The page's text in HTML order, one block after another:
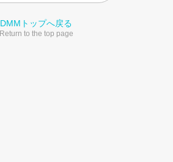
DMMトップへ戻る
Return to the top page